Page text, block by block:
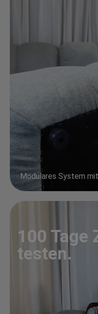
Modulares System
100 Tage
testen.